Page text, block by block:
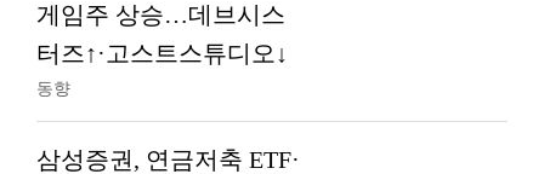
게임주 상승…데브시스
터즈↑·고스트스튜디오↓
동향
삼성증권, 연금저축 ETF·